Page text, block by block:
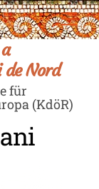
de Nord
für
(KdöR)